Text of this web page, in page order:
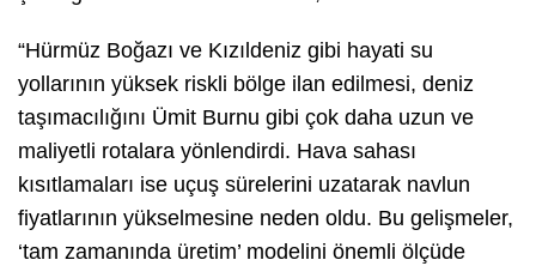
“Hürmüz Boğazı ve Kızıldeniz gibi hayati su
yollarının yüksek riskli bölge ilan edilmesi, deniz
taşımacılığını Ümit Burnu gibi çok daha uzun ve
maliyetli rotalara yönlendirdi. Hava sahası
kısıtlamaları ise uçuş sürelerini uzatarak navlun
fiyatlarının yükselmesine neden oldu. Bu gelişmeler,
‘tam zamanında üretim’ modelini önemli ölçüde